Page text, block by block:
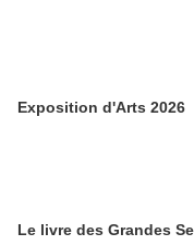
Exposition d'Arts 2026
Le livre des Grandes